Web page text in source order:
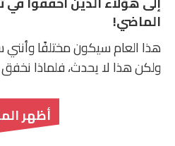
الماضي!
هذا العام سيكون مختلفًا
ولكن هذا لا يحدث، فلماذا نخفق
أظهر